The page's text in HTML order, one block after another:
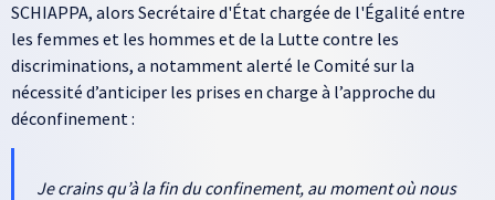
SCHIAPPA, alors Secrétaire d'État chargée de l'Égalité entre
les femmes et les hommes et de la Lutte contre les
discriminations, a notamment alerté le Comité sur la
nécessité d’anticiper les prises en charge à l’approche du
déconfinement :
Je crains qu’à la fin du confinement, au moment où nous